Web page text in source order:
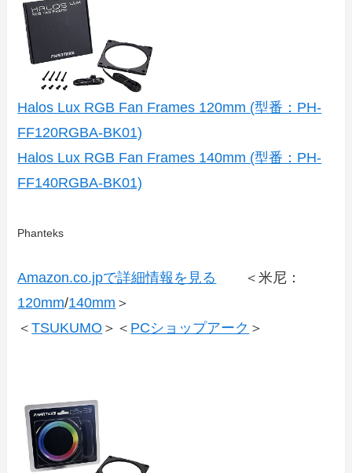
Halos Lux RGB Fan Frames 120mm (型番：PH-
FF120RGBA-BK01)
Halos Lux RGB Fan Frames 140mm (型番：PH-
FF140RGBA-BK01)
Phanteks
Amazon.co.jpで詳細情報を見る
＜米尼：
120mm/140mm ＞
＜TSUKUMO ＞＜ PCショップアーク ＞